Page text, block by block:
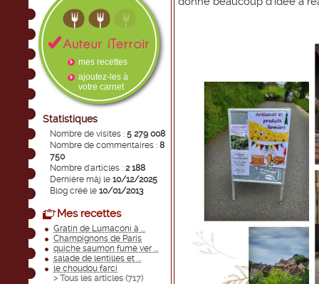
mes recettes
ajoutez-les à
votre carnet
Statistiques
Nombre de visites : 5 279 008
Nombre de commentaires : 8
750
Nombre d'articles : 2 188
Dernière màj le 10/12/2025
Blog créé le 10/01/2013
Mes recettes
Gratin de Lumaconi à ...
Champignons de Paris
quiche saumon fumé ver ...
salade de lentilles et ...
le choudou farci
> Tous les articles (717)